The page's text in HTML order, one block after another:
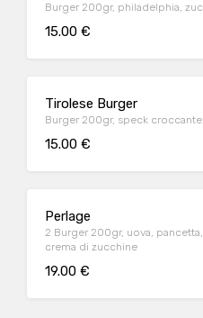
Burger 200gr, philadelphia,
15.00 €
Tirolese Burger
Burger 200gr, speck
15.00 €
Perlage
2 Burger 200gr, uova,
crema di zucchine
19.00 €